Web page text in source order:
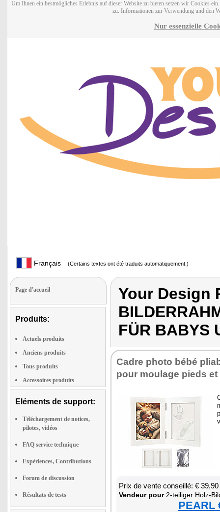
Um Ihnen ein bestmögliches Erlebnis auf dieser Website zu bieten setzen wir Cookies
zu. Informationen zur Verwendung und den
Nur essenzielle
Français (Certains textes ont été traduits automatiquement.)
Page d'accueil
Produits:
Actuels produits
Anciens produits
Tous produits
Accessoires produits
Eléments de support:
Téléchargement de notices,
pilotes, vidéos
FAQ service technique
Expériences, Contributions
Forum de discussion
Résultats de tests
Your Design
FÜR BABYS
Cadre photo bébé
pour mou­lage pieds et
Prix de vente conseillé: € 39,90
Ven­deur pour2-tei­li­ger Holz-Bil­der­rah­men mit
PEARL